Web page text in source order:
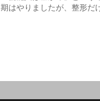
期はやりましたが、整形だ